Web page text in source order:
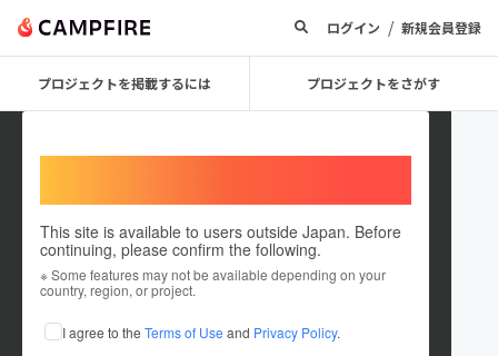
ログイン / 新規会員登録
プロジェクトを掲載するには プロジェクトをさがす
This site is available to users outside Japan. Before
continuing, please confirm the following.
※ Some features may not be available depending on your
country, region, or project.
I agree to the Terms of Use and Privacy Policy.
ayabon1004